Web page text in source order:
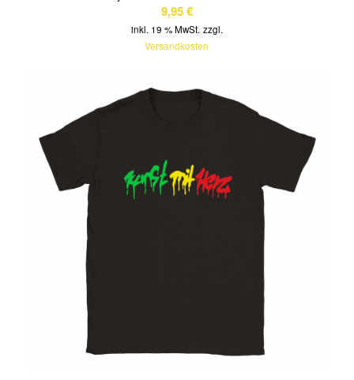
9,95€
inkl. 19 % MwSt. zzgl.
Versandkosten